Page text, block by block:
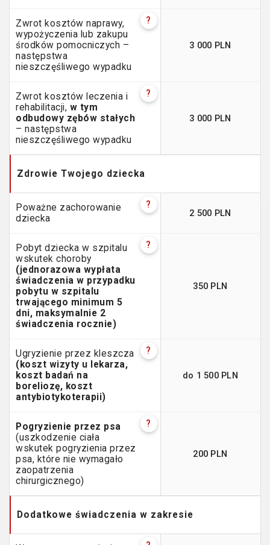
Zwrot kosztów naprawy,
wypożyczenia lub zakupu
środków pomocniczych –
następstwa
nieszczęśliwego wypadku
?
3 000 PLN
Zwrot kosztów leczenia i
rehabilitacji, w tym
odbudowy zębów stałych
– następstwa
nieszczęśliwego wypadku
?
3 000 PLN
Zdrowie Twojego dziecka
Poważne zachorowanie
dziecka
?
2 500 PLN
Pobyt dziecka w szpitalu
wskutek choroby
(jednorazowa wypłata
świadczenia w przypadku
pobytu w szpitalu
trwającego minimum 5
dni, maksymalnie 2
świadczenia rocznie)
?
350 PLN
Ugryzienie przez kleszcza
(koszt wizyty u lekarza,
koszt badań na
boreliozę, koszt
antybiotykoterapii)
?
do 1 500 PLN
Pogryzienie przez psa
(uszkodzenie ciała
wskutek pogryzienia przez
psa, które nie wymagało
zaopatrzenia
chirurgicznego)
?
200 PLN
Dodatkowe świadczenia w zakresie